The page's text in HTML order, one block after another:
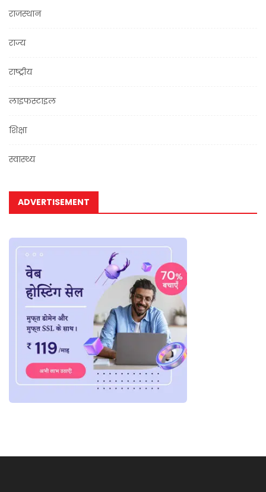
राजस्थान
राज्य
राष्ट्रीय
लाइफस्टाइल
शिक्षा
स्वास्थ्य
ADVERTISEMENT